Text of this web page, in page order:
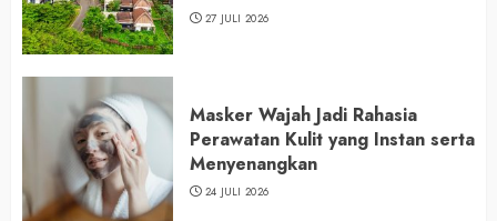
27 JULI 2026
Masker Wajah Jadi Rahasia
Perawatan Kulit yang Instan serta
Menyenangkan
24 JULI 2026